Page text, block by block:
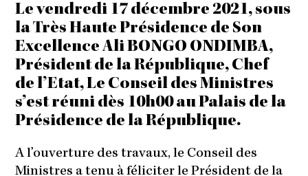
Le vendredi 17 décembre 2021, sous
la Très Haute Présidence de Son
Excellence Ali BONGO ONDIMBA,
Président de la République, Chef
de l’Etat, Le Conseil des Ministres
s’est réuni dès 10h00 au Palais de la
Présidence de la République.
A l’ouverture des travaux, le Conseil des
Ministres a tenu à féliciter le Président de la